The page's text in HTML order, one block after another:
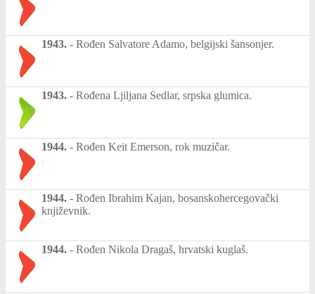
1943. - Rođen Salvatore Adamo, belgijski šansonjer.
1943. - Rođena Ljiljana Sedlar, srpska glumica.
1944. - Rođen Keit Emerson, rok muzičar.
1944. - Rođen Ibrahim Kajan, bosanskohercegovački
književnik.
1944. - Rođen Nikola Dragaš, hrvatski kuglaš.